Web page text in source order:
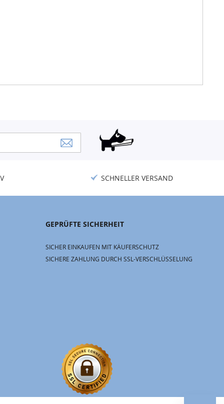
SCHNELLER VERSAND
GEPRÜFTE SICHERHEIT
SICHER EINKAUFEN MIT KÄUFERSCHUTZ
SICHERE ZAHLUNG DURCH SSL-VERSCHLÜSSELUNG